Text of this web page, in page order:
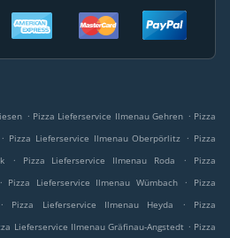
. Pizza Lieferservice Ilmenau Gehren . Pizza
. Pizza Lieferservice Ilmenau Oberpörlitz . Pizza
. Pizza Lieferservice Ilmenau Roda .
Pizza
. Pizza Lieferservice Ilmenau Wümbach .
Pizza
. Pizza Lieferservice Ilmenau Heyda .
Pizza
Lieferservice Ilmenau Gräfinau-Angstedt . Pizza